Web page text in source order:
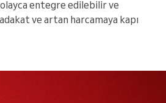
entegre edilebilir ve
ve artan harcamaya kapı